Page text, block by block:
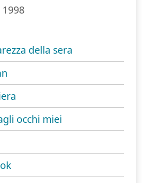
1998
della sera
occhi miei